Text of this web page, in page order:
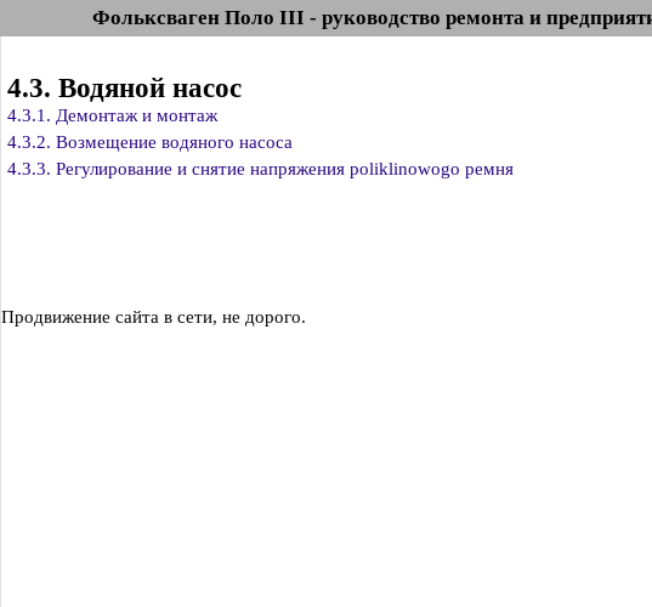
Фольксваген Поло III - руководство ремонта и
4.3. Водяной насос
4.3.1. Демонтаж и монтаж
4.3.2. Возмещение водяного насоса
4.3.3. Регулирование и снятие напряжения poliklinowogo ремня
Продвижение сайта в сети, не дорого.